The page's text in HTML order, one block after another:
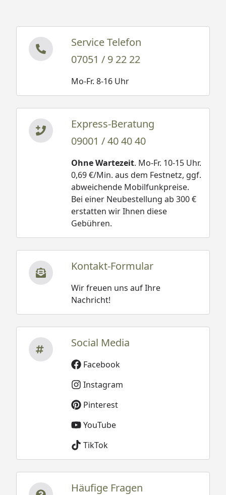
Service Telefon
07051 / 9 22 22
Mo-Fr. 8-16 Uhr
Express-Beratung
09001 / 40 40 40
Ohne Wartezeit. Mo-Fr. 10-15 Uhr.
0,69 €/Min. aus dem Festnetz, ggf.
abweichende Mobilfunkpreise.
Bei einer Neubestellung ab 300 €
erstatten wir Ihnen diese
Gebühren.
Kontakt-Formular
Wir freuen uns auf Ihre
Nachricht!
Social Media
Facebook
Instagram
Pinterest
YouTube
TikTok
Häufige Fragen